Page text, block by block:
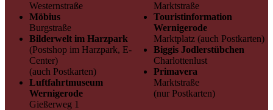
Westernstraße
Möbius
Burgstraße
Bilderwelt im Harzpark
(Postshop im Harzpark, E-
Center)
(auch Postkarten)
Luftfahrtmuseum
Wernigerode
Gießerweg 1
Marktstraße
Touristinformation
Wernigerode
Marktplatz (auch Postkarten)
Biggis Jodlerstübchen
Charlottenlust
Primavera
Marktstraße
(nur Postkarten)